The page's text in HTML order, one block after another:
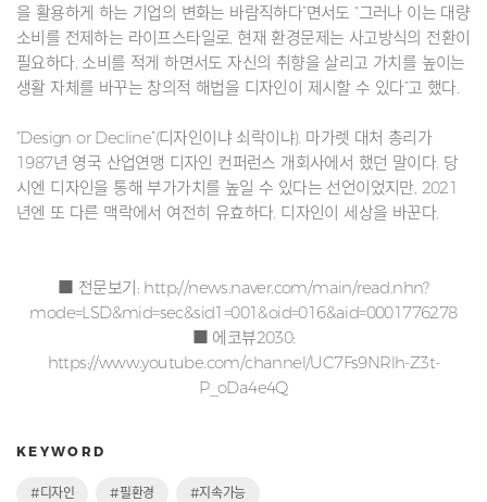
을 활용하게 하는 기업의 변화는 바람직하다”면서도 “그러나 이는 대량
소비를 전제하는 라이프스타일로, 현재 환경문제는 사고방식의 전환이
필요하다. 소비를 적게 하면서도 자신의 취향을 살리고 가치를 높이는
생활 자체를 바꾸는 창의적 해법을 디자인이 제시할 수 있다”고 했다.
“Design or Decline”(디자인이냐 쇠락이냐). 마가렛 대처 총리가
1987년 영국 산업연맹 디자인 컨퍼런스 개회사에서 했던 말이다. 당
시엔 디자인을 통해 부가가치를 높일 수 있다는 선언이었지만, 2021
년엔 또 다른 맥락에서 여전히 유효하다. 디자인이 세상을 바꾼다.
■ 전문보기: http://news.naver.com/main/read.nhn?
mode=LSD&mid=sec&sid1=001&oid=016&aid=0001776278
■ 에코뷰2030:
https://www.youtube.com/channel/UC7Fs9NRlh-Z3t-
P_oDa4e4Q
KEYWORD
#디자인 #필환경 #지속가능